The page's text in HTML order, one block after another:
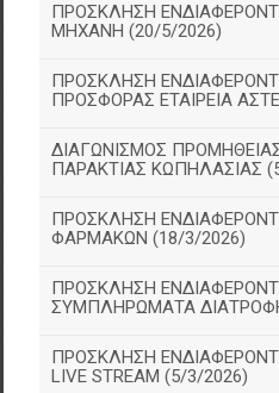
ΠΡΟΣΚΛΗΣΗ
ΜΗΧΑΝΗ (20/5/2026)
ΠΡΟΣΚΛΗΣΗ
ΠΡΟΣΦΟΡΑΣ ΕΤΑΙΡΕΙΑ
ΔΙΑΓΩΝΙΣΜΟΣ
ΠΑΡΑΚΤΙΑΣ ΚΩΠΗΛΑΣΙΑΣ
ΠΡΟΣΚΛΗΣΗ
ΦΑΡΜΑΚΩΝ (18/3/2026)
ΠΡΟΣΚΛΗΣΗ
ΣΥΜΠΛΗΡΩΜΑΤΑ
ΠΡΟΣΚΛΗΣΗ
LIVE STREAM (5/3/2026)